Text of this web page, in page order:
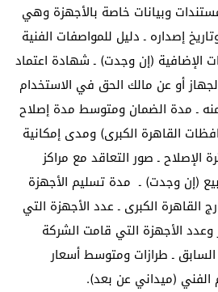
وبيانات خاصة بالأجهزة وهي
إصداره ـ دليل للمواصفات الفنية
الإضافية (إن وجدت) ـ شهادة اعتماد
أو عن مالك الحق في الاستخدام
ـ مدة الضمان ومتوسط مدة إصلاح
القاهرة الكبرى) ومدى إمكانية
الإصلاح ـ صور التعاقد مع مراكز
(إن وجدت) ـ مدة تسليم الأجهزة
الكبرى ـ عدد الأجهزة التي
الأجهزة التي قامت الشركة
ـ طرازات ومتوسط أسعار
الفني (ميداني عن بعد).